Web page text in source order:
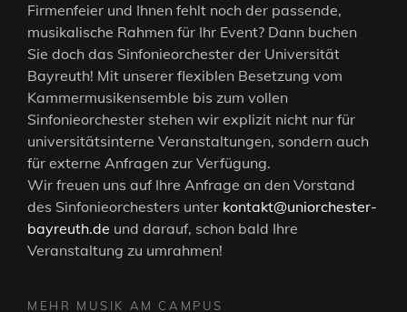
Firmenfeier und Ihnen fehlt noch der passende,
musikalische Rahmen für Ihr Event? Dann buchen
Sie doch das Sinfonieorchester der Universität
Bayreuth! Mit unserer flexiblen Besetzung vom
Kammermusikensemble bis zum vollen
Sinfonieorchester stehen wir explizit nicht nur für
universitätsinterne Veranstaltungen, sondern auch
für externe Anfragen zur Verfügung.
Wir freuen uns auf Ihre Anfrage an den Vorstand
des Sinfonieorchesters unter kontakt@uniorchester-
bayreuth.de und darauf, schon bald Ihre
Veranstaltung zu umrahmen!
MEHR MUSIK AM CAMPUS